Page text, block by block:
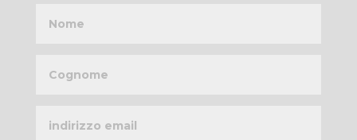
email